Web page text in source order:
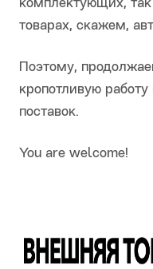
комплектующих,
товарах, скажем,
Поэтому,
кропотливую
поставок.
You are welcome!